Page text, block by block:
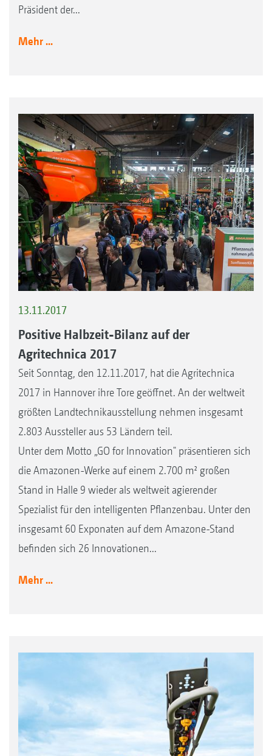
Präsident der...
Mehr ...
13.11.2017
Positive Halbzeit-Bilanz auf der
Agritechnica 2017
Seit Sonntag, den 12.11.2017, hat die Agritechnica
2017 in Hannover ihre Tore geöffnet. An der weltweit
größten Landtechnikausstellung nehmen insgesamt
2.803 Aussteller aus 53 Ländern teil.
Unter dem Motto „GO for Innovation" präsentieren sich
die Amazonen-Werke auf einem 2.700 m² großen
Stand in Halle 9 wieder als weltweit agierender
Spezialist für den intelligenten Pflanzenbau. Unter den
insgesamt 60 Exponaten auf dem Amazone-Stand
befinden sich 26 Innovationen...
Mehr ...